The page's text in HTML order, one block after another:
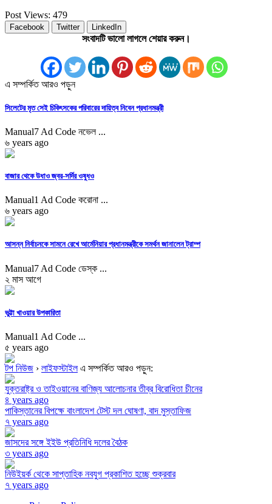
Post Views: 479
Facebook Twitter LinkedIn
সংবাদটি ভালো লাগলে শেয়ার করুন।
এ সম্পর্কিত আরও পড়ুন
সিলেটের মৃত সেই চিকিৎসকের পরিবারের দায়িত্ব নিবেন প্রধানমন্ত্রী
Manual7 Ad Code নভেল ...
৬ years ago
বাজার থেকে উধাও জ্বর-সর্দির ওষুধও
Manual1 Ad Code করোনা ...
৬ years ago
আসন্ন নির্বাচনকে সামনে রেখে আর্মেনিয়ার প্রধানমন্ত্রীকে সমর্থন জানালেন ট্রাম্প
Manual7 Ad Code ডেস্ক ...
২ মাস আগে
ভুট্টা খাওয়ার উপকারিতা
Manual1 Ad Code ...
৫ years ago
টপ নিউজ › লাইফস্টাইলএ সম্পর্কিত আরও পড়ুন:
যুক্তরাষ্ট্র ও তাইওয়ানের বাণিজ্য আলোচনার তীব্র বিরোধিতা চীনের
৪ years ago
পাকিস্তানের বিপক্ষে বাংলাদেশ টেস্ট দল ঘোষণা, বাদ মুস্তাফিজ
৭ years ago
জাসদের সঙ্গে ইইউ প্রতিনিধি দলের বৈঠক
৩ years ago
নিউইয়র্ক থেকে সাপ্তাহিক নবযুগ প্রকাশিত হচ্ছে শুক্রবার
৭ years ago